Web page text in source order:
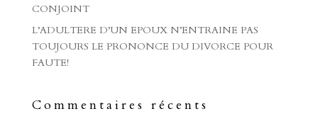
CONJOINT
L’ADULTERE D’UN EPOUX N’ENTRAINE PAS
TOUJOURS LE PRONONCE DU DIVORCE POUR
FAUTE!
Commentaires récents